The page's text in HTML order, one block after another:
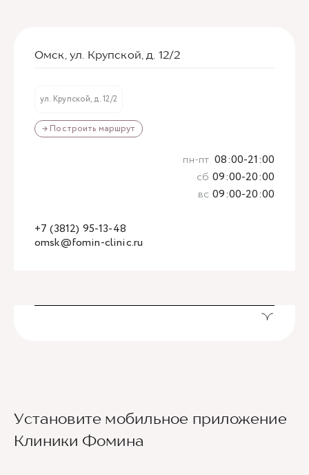
Омск, ул. Крупской, д. 12/2
ул. Крупской, д. 12/2
→ Построить маршрут
omsk@fomin-clinic.ru
+7 (3812) 95-13-48
пн-пт 08:00-21:00
сб 09:00-20:00
вс 09:00-20:00
Установите мобильное приложение
Клиники Фомина